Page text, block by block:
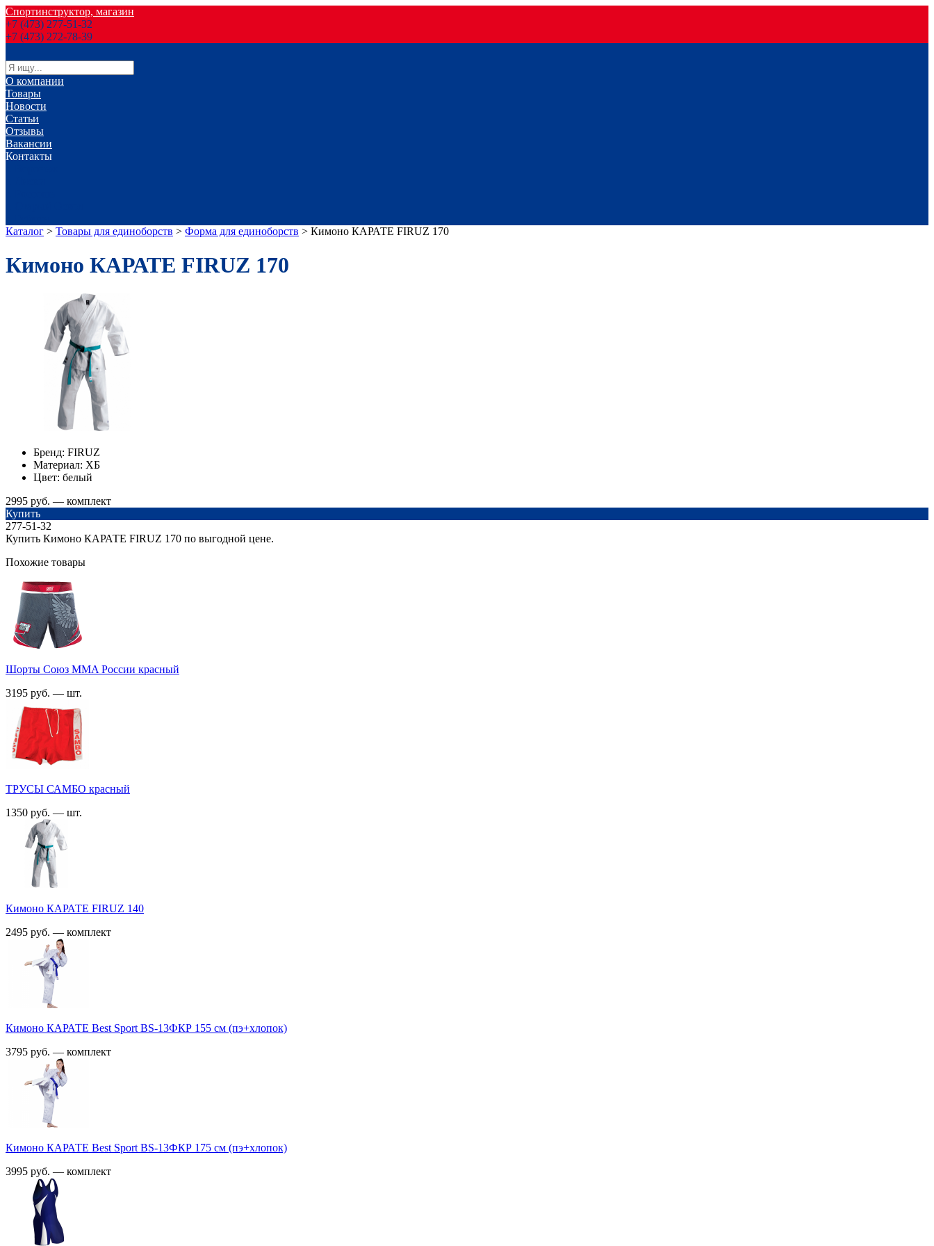
Спортинструктор, магазин
+7 (473) 277-51-32
+7 (473) 272-78-39
О компании
Товары
Новости
Статьи
Отзывы
Вакансии
Контакты
Каталог > Товары для единоборств > Форма для единоборств > Кимоно КАРАТЕ FIRUZ 170
Кимоно КАРАТЕ FIRUZ 170
Бренд: FIRUZ
Материал: ХБ
Цвет: белый
2995 руб. — комплект
Купить
277-51-32
Купить Кимоно КАРАТЕ FIRUZ 170 по выгодной цене.
Похожие товары
Шорты Союз MMA России красный
3195 руб. — шт.
ТРУСЫ САМБО красный
1350 руб. — шт.
Кимоно КАРАТЕ FIRUZ 140
2495 руб. — комплект
Кимоно КАРАТЕ Best Sport BS-13ФКР 155 см (пэ+хлопок)
3795 руб. — комплект
Кимоно КАРАТЕ Best Sport BS-13ФКР 175 см (пэ+хлопок)
3995 руб. — комплект